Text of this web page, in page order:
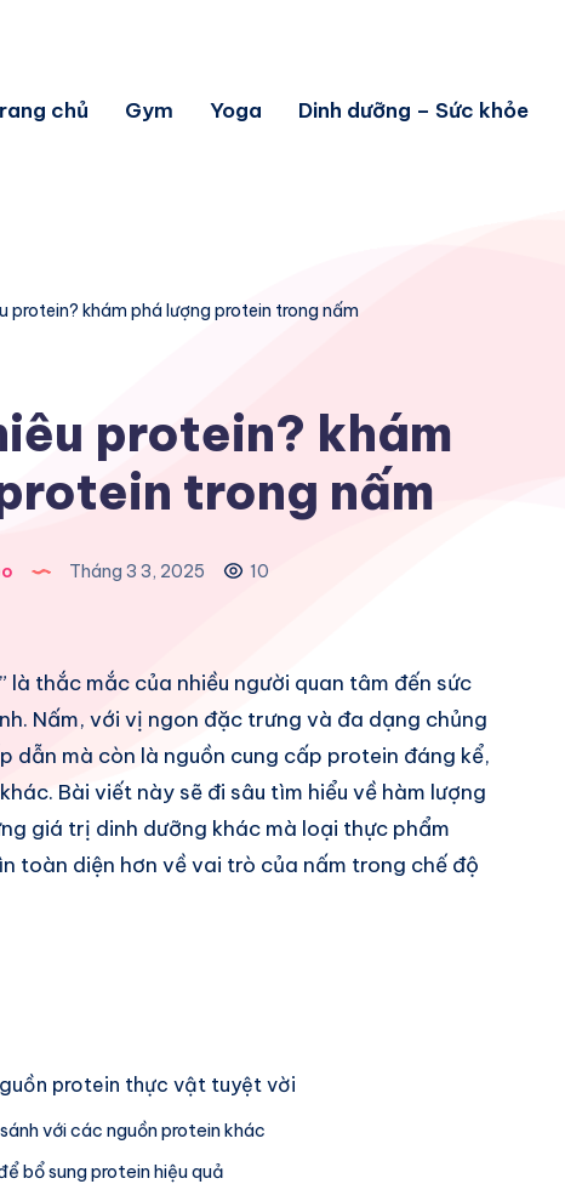
chủ Gym Yoga Dinh dưỡng – Sức khỏe
protein? khám phá lượng protein trong nấm
protein? khám
trong nấm
Tháng 3 3, 2025 10
” là thắc mắc của nhiều người quan tâm đến sức
Nấm, với vị ngon đặc trưng và đa dạng chủng
dẫn mà còn là nguồn cung cấp protein đáng kể,
Bài viết này sẽ đi sâu tìm hiểu về hàm lượng
giá trị dinh dưỡng khác mà loại thực phẩm
toàn diện hơn về vai trò của nấm trong chế độ
protein thực vật tuyệt vời
với các nguồn protein khác
bổ sung protein hiệu quả